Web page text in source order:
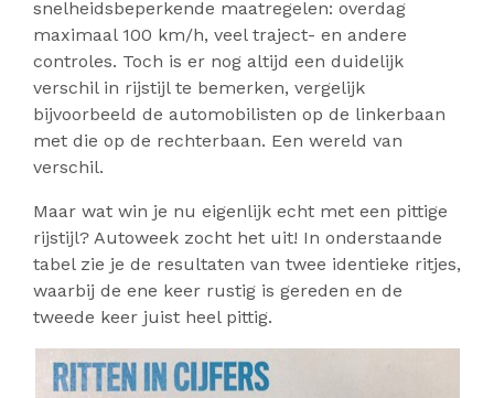
snelheidsbeperkende maatregelen: overdag
maximaal 100 km/h, veel traject- en andere
controles. Toch is er nog altijd een duidelijk
verschil in rijstijl te bemerken, vergelijk
bijvoorbeeld de automobilisten op de linkerbaan
met die op de rechterbaan. Een wereld van
verschil.
Maar wat win je nu eigenlijk echt met een pittige
rijstijl? Autoweek zocht het uit! In onderstaande
tabel zie je de resultaten van twee identieke ritjes,
waarbij de ene keer rustig is gereden en de
tweede keer juist heel pittig.